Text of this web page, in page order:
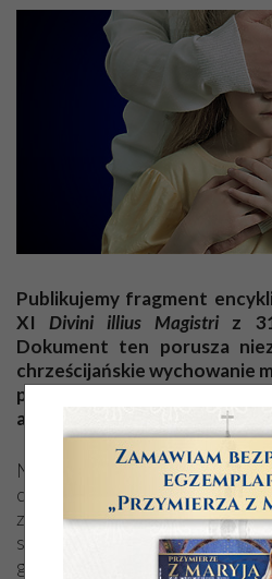
Publikujemy fragment
XI Divini illius Magistri z
Dokument ten porusza
chrześcijańskie wychowanie
publikacji minął prawie
aktualnością!
Nigdy nie powinno się tracić
chrześcijańskiego
złączony z ciałem w
swoimi władzami
go nam przedstawia zdrowy